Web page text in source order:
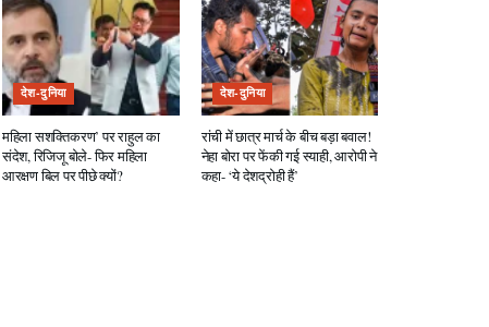
देश-दुनिया
महिला सशक्तिकरण’ पर राहुल का
संदेश, रिजिजू बोले- फिर महिला
आरक्षण बिल पर पीछे क्यों?
देश-दुनिया
रांची में छात्र मार्च के बीच बड़ा बवाल!
नेहा बोरा पर फेंकी गई स्याही, आरोपी ने
कहा- ‘ये देशद्रोही हैं’